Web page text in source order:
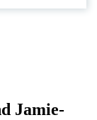
Jamie-